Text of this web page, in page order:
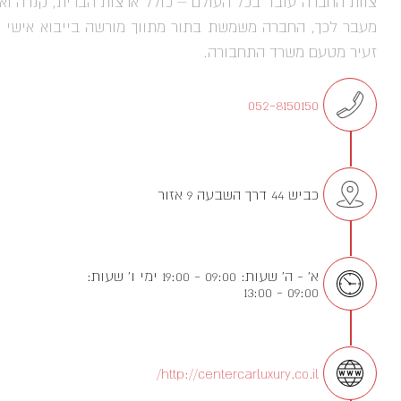
מעבר לכך, החברה משמשת בתור מתווך מורשה בייבוא אישי
זעיר מטעם משרד התחבורה.
052-8150150
כביש 44 דרך השבעה 9 אזור
א’ - ה’ שעות: 09:00 - 19:00 ימי ו’ שעות:
09:00 - 13:00
http://centercarluxury.co.il/